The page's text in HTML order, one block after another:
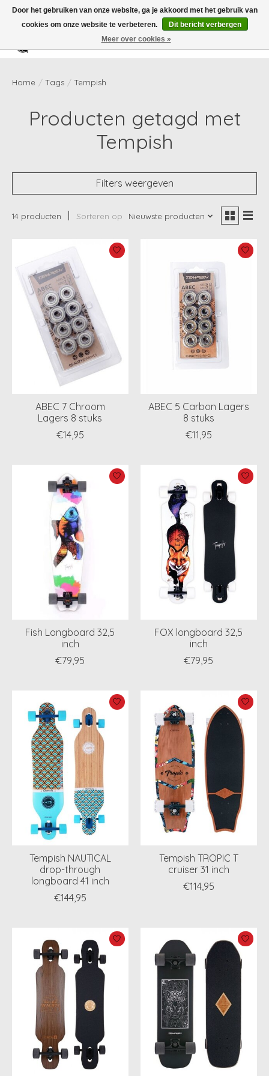
Verlanglijst
Home / Tags / Tempish
Producten getagd met
Tempish
Filters weergeven
14 producten Sorteren op Nieuwste producten
ABEC 7 Chroom
Lagers 8 stuks
€14,95
ABEC 5 Carbon Lagers
8 stuks
€11,95
Fish Longboard 32,5
inch
€79,95
FOX longboard 32,5
inch
€79,95
Tempish NAUTICAL
drop-through
longboard 41 inch
€144,95
Tempish TROPIC T
cruiser 31 inch
€114,95
Door het gebruiken van onze website, ga je akkoord met het gebruik van
cookies om onze website te verbeteren.
Dit bericht verbergen
Meer over cookies »